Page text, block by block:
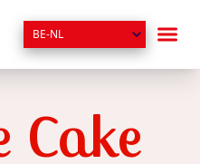
BE-NL
Cake